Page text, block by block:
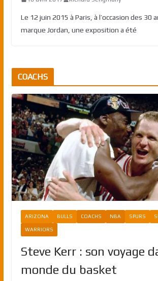
Le 12 juin 2015 à Paris, à l’occasion des 30
marque Jordan, une exposition a été
COACHS
ARIZONA BULLS COACHS NBA SPURS
WARRIORS
Steve Kerr : son voyage
monde du basket